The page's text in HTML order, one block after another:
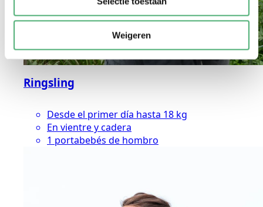
Weigeren
Ringsling
Desde el primer día hasta 18 kg
En vientre y cadera
1 portabebés de hombro